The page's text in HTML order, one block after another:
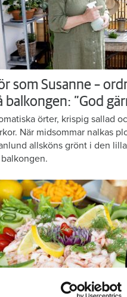
som Susanne –
balkongen: ”God
örter, krispig sallad
När midsommar nalkas
allsköns grönt i den